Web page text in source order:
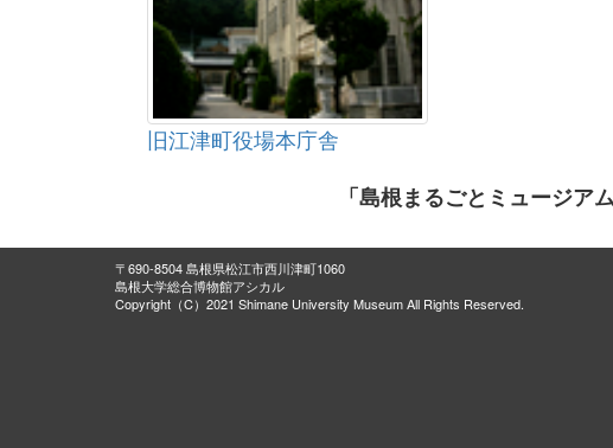
旧江津町役場本庁舎
「島根まるごとミュージア
〒690-8504 島根県松江市西川津町1060
島根大学総合博物館アシカル
Copyright（C）2021 Shimane University Museum All Rights Reserved.